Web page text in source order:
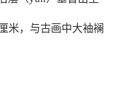
米，与古画中大袖襕